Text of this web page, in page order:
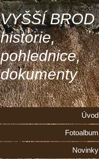
VYŠŠÍ BROD
historie,
pohlednice,
dokumenty
Úvod
Fotoalbum
Novinky